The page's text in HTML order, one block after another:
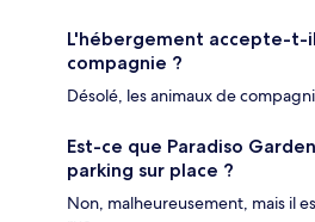
L'hébergement accepte-t-
compagnie ?
Désolé, les animaux de
Est-ce que Paradiso
parking sur place ?
Non, malheureusement, mais il